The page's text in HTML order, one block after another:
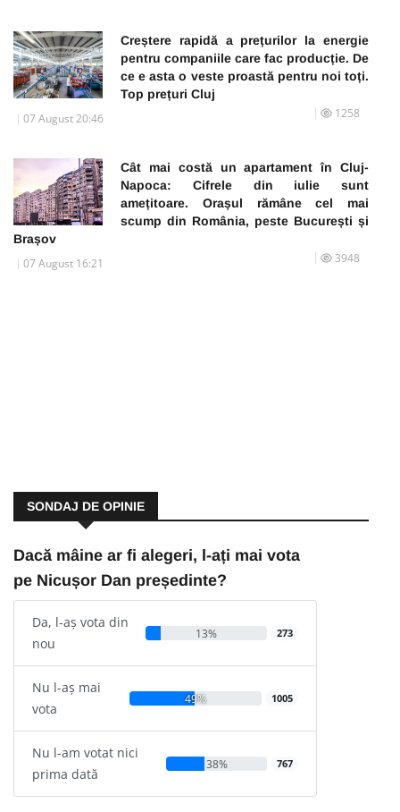
Creștere rapidă a prețurilor la energie
pentru companiile care fac producție. De
ce e asta o veste proastă pentru noi toți.
Top prețuri Cluj
07 August 20:46 1258
Cât mai costă un apartament în Cluj-
Napoca: Cifrele din iulie sunt
amețitoare. Orașul rămâne cel mai
scump din România, peste București și
Brașov
07 August 16:21 3948
SONDAJ DE OPINIE
Dacă mâine ar fi alegeri, l-ați mai vota
pe Nicușor Dan președinte?
Da, l-aș vota din
nou
13% 273
Nu l-aș mai
vota
49% 1005
Nu l-am votat nici
prima dată
38% 767